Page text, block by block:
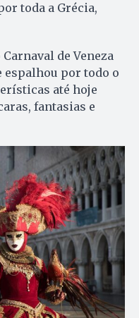
toda a Grécia,
de Veneza
espalhou por todo o
até hoje
fantasias e